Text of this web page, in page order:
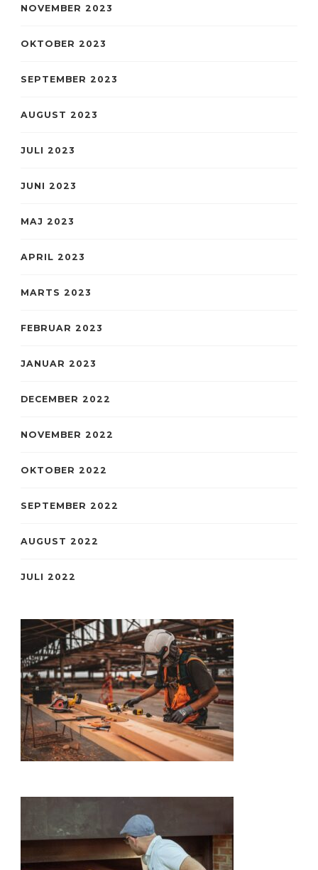
NOVEMBER 2023
OKTOBER 2023
SEPTEMBER 2023
AUGUST 2023
JULI 2023
JUNI 2023
MAJ 2023
APRIL 2023
MARTS 2023
FEBRUAR 2023
JANUAR 2023
DECEMBER 2022
NOVEMBER 2022
OKTOBER 2022
SEPTEMBER 2022
AUGUST 2022
JULI 2022